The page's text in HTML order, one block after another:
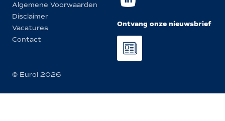
Algemene Voorwaarden
Disclaimer
Vacatures
Contact
Ontvang onze nieuwsbrief
© Eurol 2026